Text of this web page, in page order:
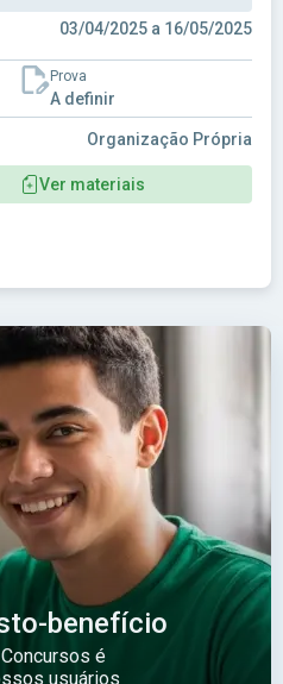
03/04/2025 a 16/05/2025
Prova
A definir
Organização Própria
Ver materiais
benefício
é
usuários